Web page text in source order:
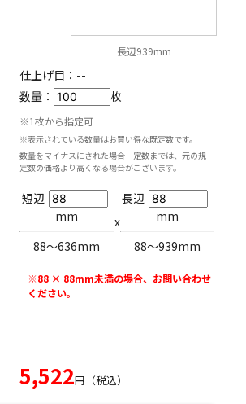
長辺939mm
仕上げ目： --
数量：
枚
※1枚から指定可
※表示されている数量はお買い得な既定数です。
数量をマイナスにされた場合一定数までは、元の規
定数の価格より高くなる場合がございます。
短辺
mm
88〜636mm
x
長辺
mm
88〜939mm
※88 × 88mm未満の場合、お問い合わせ
ください。
5,522円（税込）